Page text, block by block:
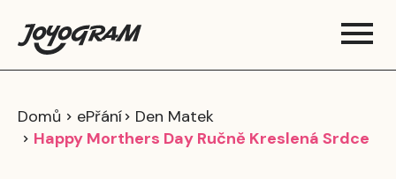
Domů ePřání
Den Matek
Happy Morthers Day Ručně Kreslená Srdce